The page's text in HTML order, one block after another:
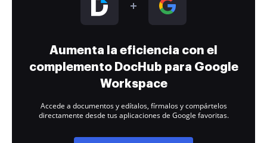
Aumenta la eficiencia con el
complemento DocHub para Google
Workspace
Accede a documentos y edítalos, fírmalos y compártelos
directamente desde tus aplicaciones de Google favoritas.